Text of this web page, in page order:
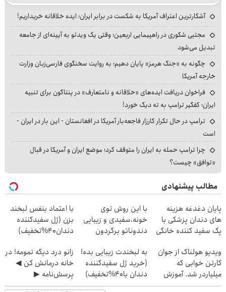
آشکارترین اعتراف آمریکا به شکست در برابر ایران؛ ایده خلاقانه خریداریم!
مجتبی شکوری در راهپیمایی اربعین؛ وقتی یک ویدئو به آیینه‌ای از جامعه
تبدیل می‌شود
چگونه به «جنگ هرمز» پایان دهیم؛ به روایت سخنگوی فارسی‌زبان وزارت
خارجه آمریکا
فراخوان دریافت ایده‌های «خلاقانه و نامتعارف» در پنتاگون برای تنبیه
ایران؛ کفگیر ترامپ به ته دیگ خورد!
ترامپ در حال تکرار کارزار فاجعه‌بار آمریکا در افغانستان - این بار در ایران -
است
چرا ترامپ حمله به ایران را متوقف کرد؛ موضع ایران و آمریکا در قبال
«توافق» چیست؟
مطالب پیشنهادی
پایان دغدغه هزینه
های دندان پزشکی با
پک سفید کننده خانگی
با این روش توی
خونه،سفیدی و زیبایی
دندوناتو برگردون
با اعتماد بنفس لبخند
بزن (ژل سفیدکننده
دندان40%تخفیف)
ویدیو هولناک از جوان
کارتن خوابی که
میلیاردر شد. آموزش
رایگان
به لبخندت زیبایی بده!
(خرید ژل سفیدکننده
دندان با40%تخفیف)
زانو درد دیگه تمومه! در
خانه درمانش کن ◀
پرسش‌نامه ▶